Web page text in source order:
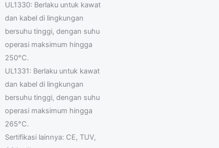
UL1330: Berlaku untuk kawat
dan kabel di lingkungan
bersuhu tinggi, dengan suhu
operasi maksimum hingga
250°C.
UL1331: Berlaku untuk kawat
dan kabel di lingkungan
bersuhu tinggi, dengan suhu
operasi maksimum hingga
265°C.
Sertifikasi lainnya: CE, TUV,